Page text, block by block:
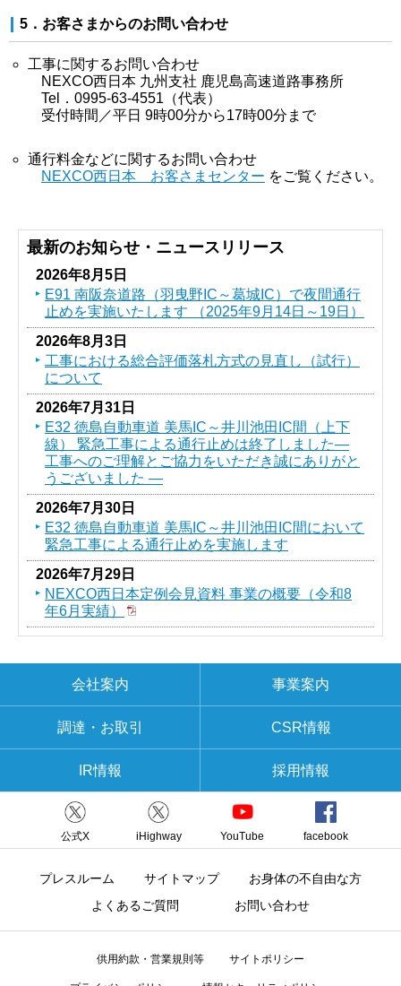
5．お客さまからのお問い合わせ
工事に関するお問い合わせ
NEXCO西日本 九州支社 鹿児島高速道路事務所
Tel．0995-63-4551（代表）
受付時間／平日 9時00分から17時00分まで
通行料金などに関するお問い合わせ
NEXCO西日本 お客さまセンター をご覧ください。
最新のお知らせ・ニュースリリース
2026年8月5日
E91 南阪奈道路（羽曳野IC～葛󠄀城IC）で夜間通行
止めを実施いたします （2025年9月14日～19日）
2026年8月3日
工事における総合評価落札方式の見直し（試行）
について
2026年7月31日
E32 徳島自動車道 美馬IC～井川池田IC間（上下
線） 緊急工事による通行止めは終了しました―
工事へのご理解とご協力をいただき誠にありがと
うございました ―
2026年7月30日
E32 徳島自動車道 美馬IC～井川池田IC間において
緊急工事による通行止めを実施します
2026年7月29日
NEXCO西日本定例会見資料 事業の概要（令和8
年6月実績）
会社案内 事業案内
調達・お取引 CSR情報
IR情報 採用情報
公式X iHighway YouTube facebook
プレスルーム サイトマップ
お身体の不自由な方
よくあるご質問
お問い合わせ
供用約款・営業規則等 サイトポリシー